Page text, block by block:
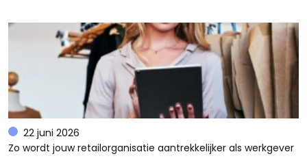
22 juni 2026
Zo wordt jouw retailorganisatie aantrekkelijker als werkgever